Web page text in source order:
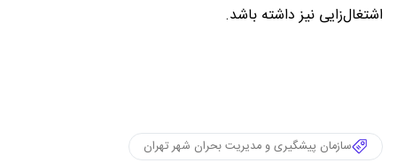
اشتغال‌زایی نیز داشته باشد.
سازمان پیشگیری و مدیریت بحران شهر تهران